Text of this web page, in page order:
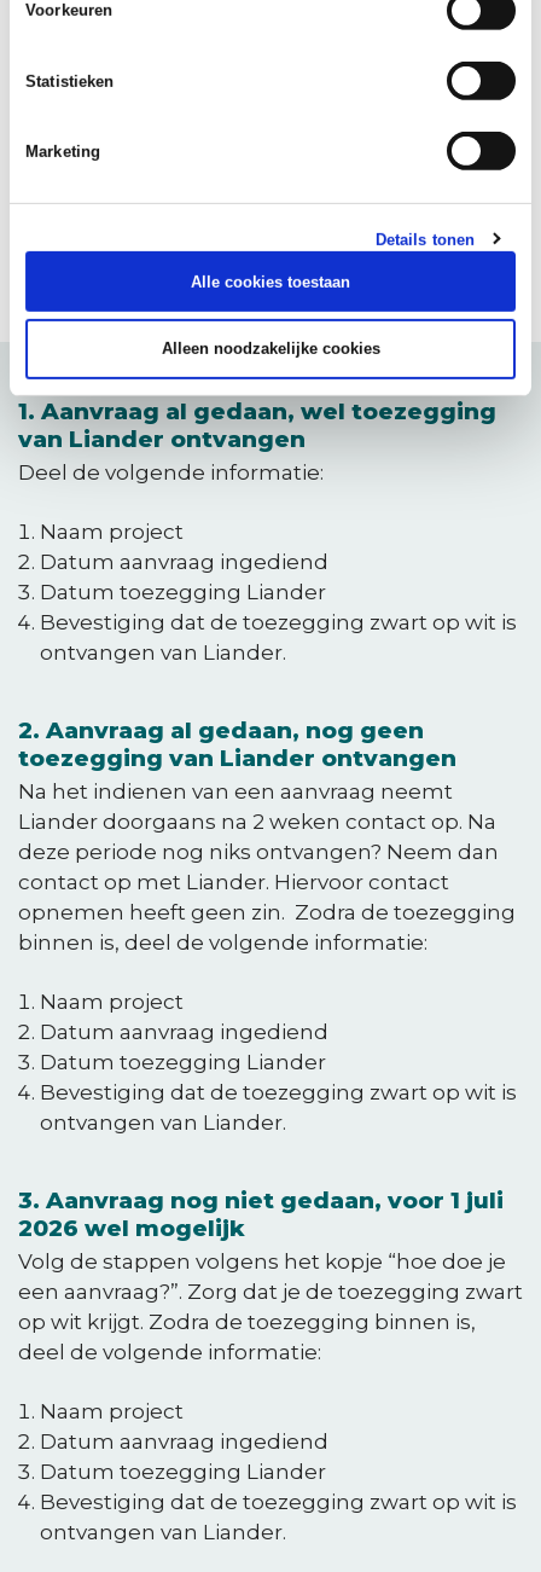
Voorkeuren
Statistieken
Marketing
Details tonen
Alle cookies toestaan
Alleen noodzakelijke cookies
Hieronder vind je de opties om een aanvraag te
doen bij Liander. Kijk goed welke optie voor jou
of je projectontwikkelaar van toepassing is.
1. Aanvraag al gedaan, wel toezegging
van Liander ontvangen
Deel de volgende informatie:
Naam project
Datum aanvraag ingediend
Datum toezegging Liander
Bevestiging dat de toezegging zwart op wit is
ontvangen van Liander.
2. Aanvraag al gedaan, nog geen
toezegging van Liander ontvangen
Na het indienen van een aanvraag neemt
Liander doorgaans na 2 weken contact op. Na
deze periode nog niks ontvangen? Neem dan
contact op met Liander. Hiervoor contact
opnemen heeft geen zin. Zodra de toezegging
binnen is, deel de volgende informatie:
Naam project
Datum aanvraag ingediend
Datum toezegging Liander
Bevestiging dat de toezegging zwart op wit is
ontvangen van Liander.
3. Aanvraag nog niet gedaan, voor 1 juli
2026 wel mogelijk
Volg de stappen volgens het kopje “hoe doe je
een aanvraag?”. Zorg dat je de toezegging zwart
op wit krijgt. Zodra de toezegging binnen is,
deel de volgende informatie:
Naam project
Datum aanvraag ingediend
Datum toezegging Liander
Bevestiging dat de toezegging zwart op wit is
ontvangen van Liander.